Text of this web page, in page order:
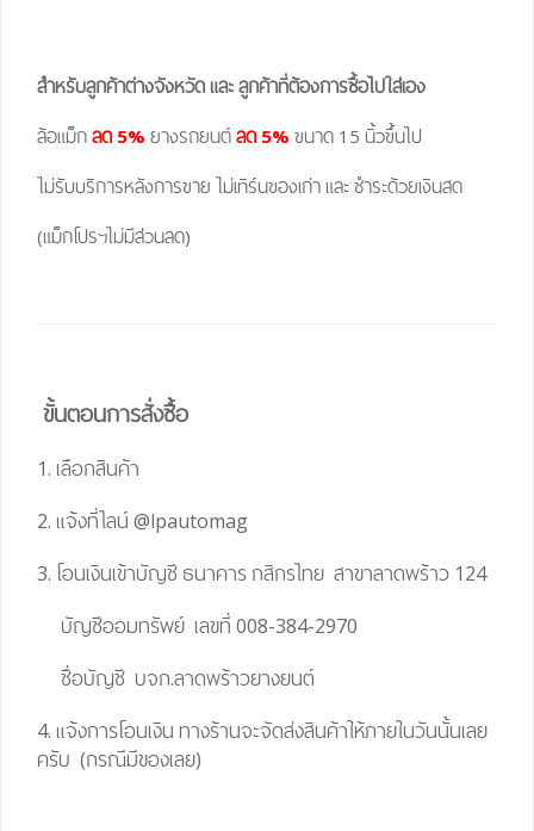
สำหรับลูกค้าต่างจังหวัด และ ลูกค้าที่ต้องการซื้อไปใส่เอง
ล้อแม็ก ลด 5% ยางรถยนต์ ลด 5% ขนาด 15 นิ้วขึ้นไป
ไม่รับบริการหลังการขาย ไม่เทิร์นของเก่า และ ชำระด้วยเงินสด
(แม็กโปรฯไม่มีส่วนลด)
ขั้นตอนการสั่งซื้อ
1. เลือกสินค้า
2. แจ้งที่ไลน์ @lpautomag
3. โอนเงินเข้าบัญชี ธนาคาร กสิกรไทย สาขาลาดพร้าว 124
บัญชีออมทรัพย์ เลขที่ 008-384-2970
ชื่อบัญชี บจก.ลาดพร้าวยางยนต์
4. แจ้งการโอนเงิน ทางร้านจะจัดส่งสินค้าให้ภายในวันนั้นเลย
ครับ (กรณีมีของเลย)